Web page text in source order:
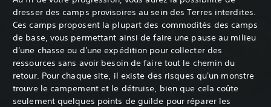
dresser des camps provisoires au sein des Terres interdites.
Ces camps proposent la plupart des commodités des camps
de base, vous permettant ainsi de faire une pause au milieu
d'une chasse ou d'une expédition pour collecter des
ressources sans avoir besoin de faire tout le chemin du
retour. Pour chaque site, il existe des risques qu'un monstre
trouve le campement et le détruise, bien que cela coûte
seulement quelques points de guilde pour réparer les